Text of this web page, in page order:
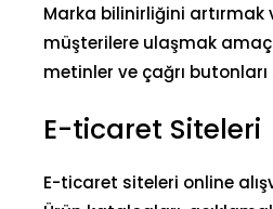
Marka bilinirliğini artırmak
müşterilere ulaşmak
metinler ve çağrı butonları
E-ticaret Siteleri
E-ticaret siteleri online